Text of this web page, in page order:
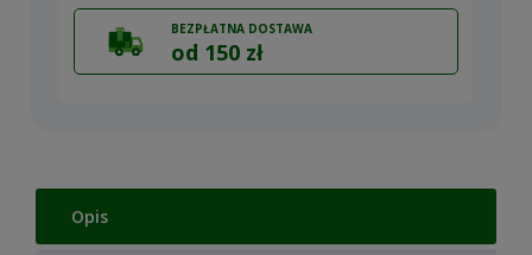
BEZPŁATNA DOSTAWA
od 150 zł
Opis